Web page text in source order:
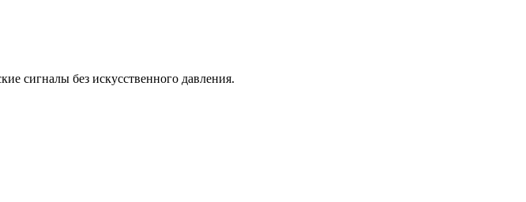
сигналы без искусственного давления.